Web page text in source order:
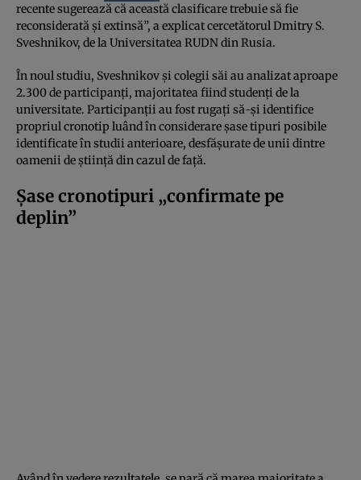
recente sugerează că această clasificare trebuie să fie
reconsiderată și extinsă”, a explicat cercetătorul Dmitry S.
Sveshnikov, de la Universitatea RUDN din Rusia.
În noul studiu, Sveshnikov și colegii săi au analizat aproape
2.300 de participanți, majoritatea fiind studenți de la
universitate. Participanții au fost rugați să-și identifice
propriul cronotip luând în considerare șase tipuri posibile
identificate în studii anterioare, desfășurate de unii dintre
oamenii de știință din cazul de față.
Șase cronotipuri „confirmate pe
deplin”